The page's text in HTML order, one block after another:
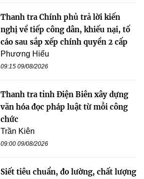
Thanh tra Chính phủ trả lời kiến
nghị về tiếp công dân, khiếu nại, tố
cáo sau sắp xếp chính quyền 2 cấp
Phương Hiếu
09:15 09/08/2026
Thanh tra tỉnh Điện Biên xây dựng
văn hóa đọc pháp luật từ mỗi công
chức
Trần Kiên
09:00 09/08/2026
Siết tiêu chuẩn, đo lường, chất lượng